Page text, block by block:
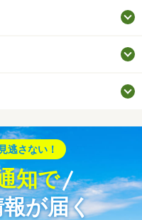
逃さない！
知で
が届く